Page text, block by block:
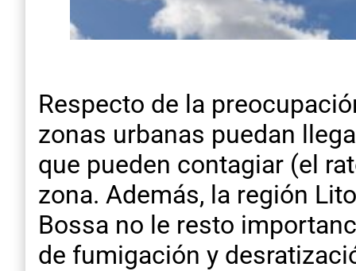
Respecto de la
zonas urbanas puedan
que pueden contagiar (el
zona. Además, la región
Bossa no le resto
de fumigación y